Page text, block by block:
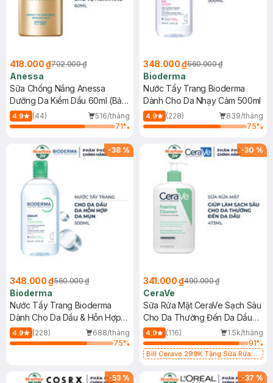
418.000 ₫702.000 ₫
Anessa
Sữa Chống Nắng Anessa
Dưỡng Da Kiềm Dầu 60ml (Bản
Mới)
4.9 (44)
516/tháng
71%
348.000 ₫560.000 ₫
Bioderma
Nước Tẩy Trang Bioderma
Dành Cho Da Nhạy Cảm 500ml
4.9 (228)
839/tháng
75%
-38 %
348.000 ₫560.000 ₫
Bioderma
Nước Tẩy Trang Bioderma
Dành Cho Da Dầu & Hỗn Hợp
500ml
4.9 (228)
688/tháng
75%
-30 %
341.000 ₫490.000 ₫
CeraVe
Sữa Rửa Mặt CeraVe Sạch Sâu
Cho Da Thường Đến Da Dầu
473ml
4.9 (116)
1.5k/tháng
91%
Bill Cerave 299K Tặng Sữa Rửa
-53 % -37 %